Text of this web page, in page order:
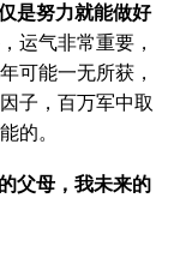
是努力就能做好
运气非常重要，
可能一无所获，
子，百万军中取
的。
父母，我未来的